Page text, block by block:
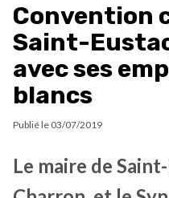
Convention
Saint-
avec ses
blancs
Publié le 03/07/2019
Le maire de